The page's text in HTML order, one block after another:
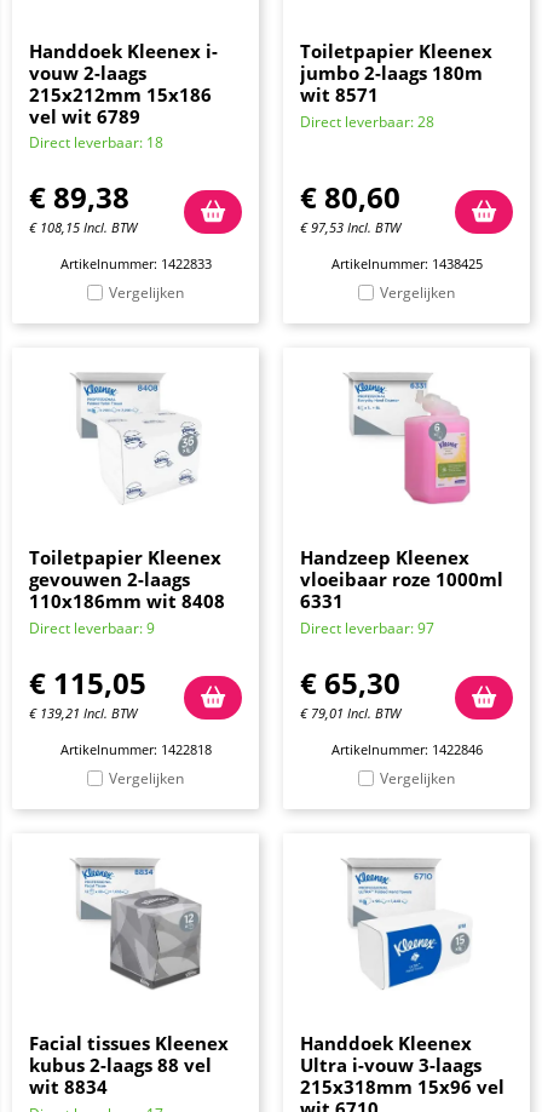
Handdoek Kleenex i-
vouw 2-laags
215x212mm 15x186
vel wit 6789
Direct leverbaar: 18
€89,38
€ 108,15 Incl. BTW
Artikelnummer: 1422833
Vergelijken
Toiletpapier Kleenex
jumbo 2-laags 180m
wit 8571
Direct leverbaar: 28
€80,60
€97,53 Incl. BTW
Artikelnummer: 1438425
Vergelijken
Toiletpapier Kleenex
gevouwen 2-laags
110x186mm wit 8408
Direct leverbaar: 9
€ 115,05
€ 139,21 Incl. BTW
Artikelnummer: 1422818
Vergelijken
Handzeep Kleenex
vloeibaar roze 1000ml
6331
Direct leverbaar: 97
€65,30
€ 79,01 Incl. BTW
Artikelnummer: 1422846
Vergelijken
Facial tissues Kleenex
kubus 2-laags 88 vel
wit 8834
Handdoek Kleenex
Ultra i-vouw 3-laags
215x318mm 15x96 vel